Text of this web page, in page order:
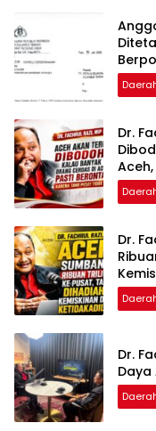
Dr.
Tidak
Dr.
Dr.
Daya